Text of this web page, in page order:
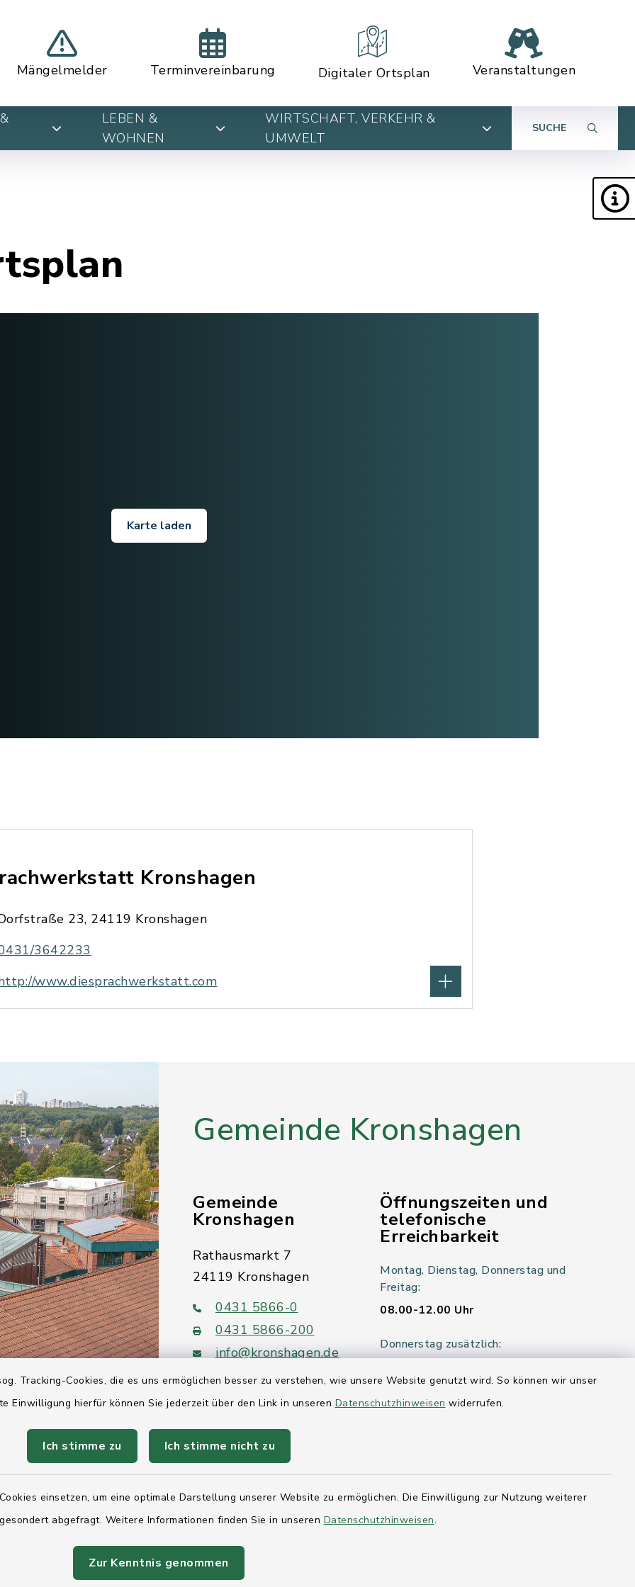
Tracking-Cookies, die es uns ermöglichen besser zu verstehen, wie unsere Website genutzt wird. So können wir unser
Einwilligung hierfür können Sie jederzeit über den Link in unseren Datenschutzhinweisen widerrufen.
Ich stimme zu Ich stimme nicht zu
einsetzen, um eine optimale Darstellung unserer Website zu ermöglichen. Die Einwilligung zur Nutzung weiterer
abgefragt. Weitere Informationen finden Sie in unseren Datenschutzhinweisen.
Zur Kenntnis genommen
Mängelmelder Terminvereinbarung Digitaler Ortsplan Veranstaltungen
LEBEN &
WOHNEN
WIRTSCHAFT, VERKEHR &
UMWELT
SUCHE
Karte laden
Kronshagen
23, 24119 Kronshagen
3642233
www.diesprachwerkstatt.com
Gemeinde Kronshagen
Gemeinde
Kronshagen
Rathausmarkt 7
24119 Kronshagen
0431 5866-0
0431 5866-200
info@kronshagen.de
Öffnungszeiten und
telefonische
Erreichbarkeit
Montag, Dienstag, Donnerstag und
Freitag:
08.00-12.00 Uhr
Donnerstag zusätzlich:
Mittwoch:
Quicklinks
Landesregierung Schleswig-
Kreis Rendsburg-Eckernförde